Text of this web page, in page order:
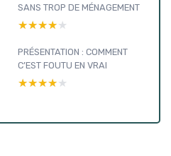
SANS TROP DE MÉNAGEMENT
★★★★★
★★★★★
PRÉSENTATION : COMMENT
C’EST FOUTU EN VRAI
★★★★★
★★★★★